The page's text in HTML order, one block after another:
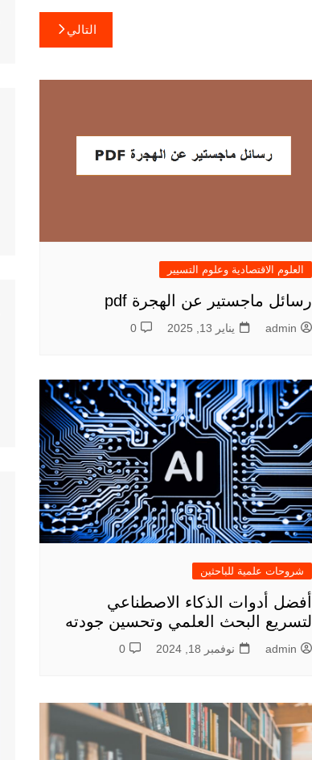
التالي
العلوم الاقتصادية وعلوم التسيير
رسائل ماجستير عن الهجرة pdf
admin يناير 13, 2025 0
شروحات علمية للباحثين
أفضل أدوات الذكاء الاصطناعي
لتسريع البحث العلمي وتحسين جودته
admin نوفمبر 18, 2024 0